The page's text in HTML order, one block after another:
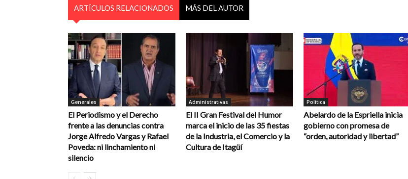
ARTÍCULOS RELACIONADOS MÁS DEL AUTOR
Generales
El Periodismo y el Derecho
frente a las denuncias contra
Jorge Alfredo Vargas y Rafael
Poveda: ni linchamiento ni
silencio
Administrativas
El II Gran Festival del Humor
marca el inicio de las 35 fiestas
de la Industria, el Comercio y la
Cultura de Itagüí
Política
Abelardo de la Espriella inicia
gobierno con promesa de
“orden, autoridad y libertad”